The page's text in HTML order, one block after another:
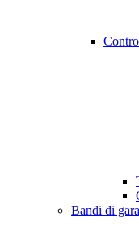
Bandi di